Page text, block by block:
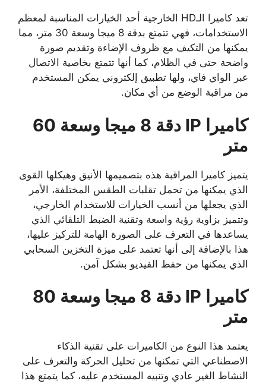
تعد كاميرا الـHD الخارجية أحد الخيارات المناسبة لمعظم
الاستخدامات، فهي تتمتع بدقة 8 ميجا وسعة 30 متر، مما
يمكنها من التكيف مع ظروف الإضاءة وتقديم صورة
واضحة حتى في الظلام، كما أنها تتمتع بخاصية الاتصال
عبر الواي فاي، ولها تطبيق إلكتروني يمكن المستخدم
من مراقبة الوضع من أي مكان.
كاميرا IP دقة 8 ميجا وسعة 60
متر
يتميز كاميرا المراقبة هذه بتصميمها الأنيق وهيكلها القوى
الذي يمكنها من تحمل تقلبات الطقس المختلفة، الأمر
الذي يجعلها من أنسب الخيارات للاستخدام الخارجي،
وتتميز بزاوية رؤية واسعة وتقنية الضبط التلقائي الذي
يساعدها في التعرف على الصورة الهامة للتركيز عليها،
هذا بالإضافة إلى أنها تعتمد على ميزة التخزين السحابي
الذي يمكنها من حفظ الفيديو بشكل آمن.
كاميرا IP دقة 8 ميجا وسعة 80
متر
يعتمد هذا النوع من الكاميرات على تقنية الذكاء
الاصطناعي التي تمكنها من تحليل الحركة والتعرف على
النشاط الغير عادي وتنبيه المستخدم عليه، كما يتمتع هذا